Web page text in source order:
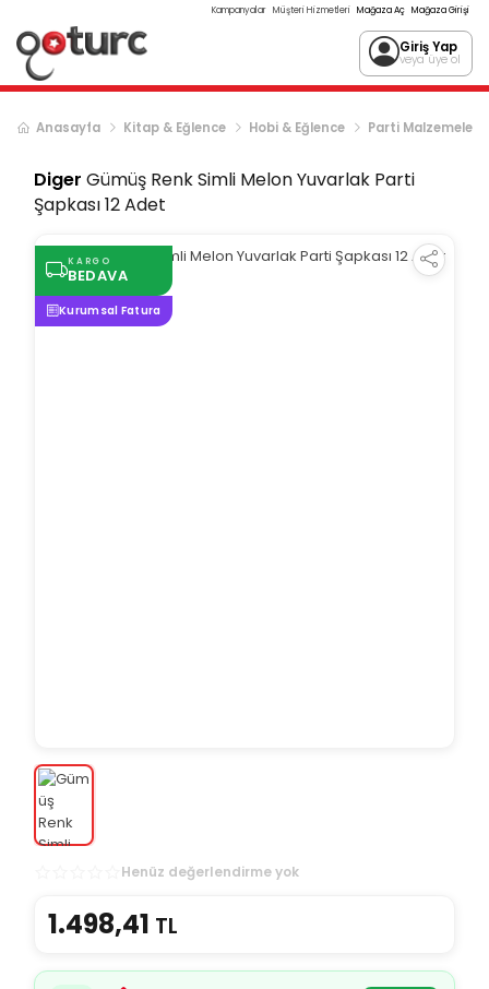
Kampanyalar Müşteri Hizmetleri Mağaza Aç Mağaza Girişi
Giriş Yap
veya üye ol
Anasayfa Kitap & Eğlence Hobi & Eğlence Parti Malzemeleri
Diger Gümüş Renk Simli Melon Yuvarlak Parti
Şapkası 12 Adet
KARGO
BEDAVA
Kurumsal Fatura
Henüz değerlendirme yok
1.498,41 TL